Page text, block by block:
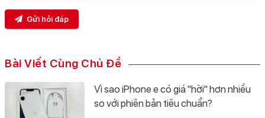
Gửi hỏi đáp
Bài Viết Cùng Chủ Đề
Vì sao iPhone e có giá "hời" hơn nhiều
so với phiên bản tiêu chuẩn?